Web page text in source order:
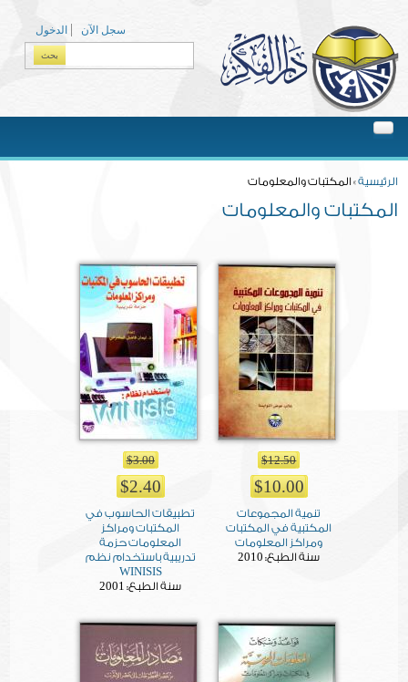
الدخول
سجل الآن
الرئيسية» المكتبات والمعلومات
المكتبات والمعلومات
$12.50
$10.00
تنمية المجموعات
المكتبية في المكتبات
ومراكز المعلومات
سنة الطبع: 2010
$3.00
$2.40
تطبيقات الحاسوب في
المكتبات ومراكز
المعلومات حزمة
تدريبية باستخدام نظم
WINISIS
سنة الطبع: 2001